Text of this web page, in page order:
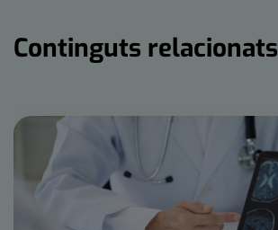
Continguts relacionats